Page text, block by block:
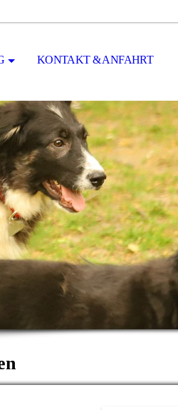
KONTAKT & ANFAHRT